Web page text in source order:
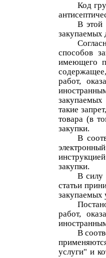
Код
В этой
закупаемых
способов
имеющего
работ,
закупаемых
такие
товара (в
закупки.
В
закупки.
В силу
статьи
закупаемых
работ,
В
услуги" и